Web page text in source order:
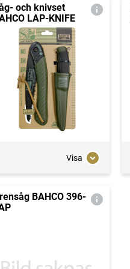
och knivset
LAP-KNIFE
Visa
BAHCO 396-